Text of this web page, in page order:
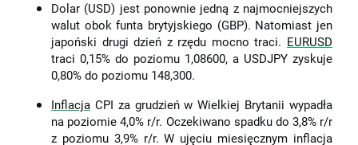
Dolar (USD) jest ponownie jedną z najmocniejszych
walut obok funta brytyjskiego (GBP). Natomiast jen
japoński drugi dzień z rzędu mocno traci. EURUSD
traci 0,15% do poziomu 1,08600, a USDJPY zyskuje
0,80% do poziomu 148,300.
Inflacja CPI za grudzień w Wielkiej Brytanii wypadła
na poziomie 4,0% r/r. Oczekiwano spadku do 3,8% r/r
z poziomu 3,9% r/r. W ujęciu miesięcznym inflacja